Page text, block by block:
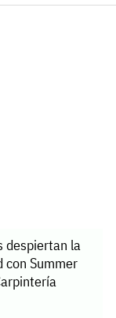
despiertan la
con Summer